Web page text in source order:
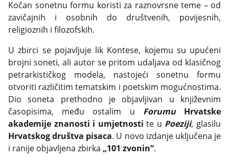
Kočan sonetnu formu koristi za raznovrsne teme – od
zavičajnih i osobnih do društvenih, povijesnih,
religioznih i filozofskih.
U zbirci se pojavljuje lik Kontese, kojemu su upućeni
brojni soneti, ali autor se pritom udaljava od klasičnog
petrarkističkog modela, nastojeći sonetnu formu
otvoriti različitim tematskim i poetskim mogućnostima.
Dio soneta prethodno je objavljivan u književnim
časopisima, među ostalim u
Forumu Hrvatske
akademije znanosti i umjetnostite u Poeziji, glasilu
Hrvatskog društva pisaca. U novo izdanje uključena je
i ranije objavljena zbirka „101 zvonin“.